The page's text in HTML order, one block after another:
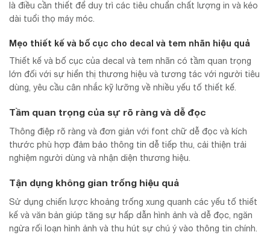
là điều cần thiết để duy trì các tiêu chuẩn chất lượng in và kéo
dài tuổi thọ máy móc.
Mẹo thiết kế và bố cục cho decal và tem nhãn hiệu quả
Thiết kế và bố cục của decal và tem nhãn có tầm quan trọng
lớn đối với sự hiển thị thương hiệu và tương tác với người tiêu
dùng, yêu cầu cân nhắc kỹ lưỡng về nhiều yếu tố thiết kế.
Tầm quan trọng của sự rõ ràng và dễ đọc
Thông điệp rõ ràng và đơn giản với font chữ dễ đọc và kích
thước phù hợp đảm bảo thông tin dễ tiếp thu, cải thiện trải
nghiệm người dùng và nhận diện thương hiệu.
Tận dụng không gian trống hiệu quả
Sử dụng chiến lược khoảng trống xung quanh các yếu tố thiết
kế và văn bản giúp tăng sự hấp dẫn hình ảnh và dễ đọc, ngăn
ngừa rối loạn hình ảnh và thu hút sự chú ý vào thông tin chính.